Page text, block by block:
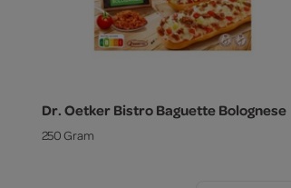
Dr. Oetker Bistro Baguette Bolognese
250 Gram